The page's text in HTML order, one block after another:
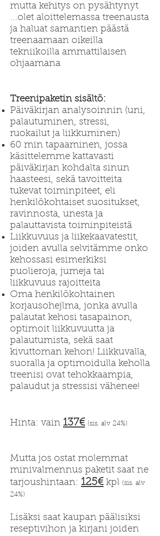
mutta kehitys on pysähtynyt
...olet aloittelemassa treenausta
ja haluat samantien päästä
treenaamaan oikeilla
tekniikoilla ammattilaisen
ohjaamana
Treenipaketin sisältö:
Päiväkirjan analysoinnin (uni,
palautuminen, stressi,
ruokailut ja liikkuminen)
60 min tapaaminen, jossa
käsittelemme kattavasti
päiväkirjan kohdalta sinun
haasteesi, sekä tavoitteita
tukevat toiminpiteet, eli
henkilökohtaiset suositukset,
ravinnosta, unesta ja
palauttavista toiminpiteistä
Liikkuvuus ja liikekaavatestit,
joiden avulla selvitämme onko
kehossasi esimerkiksi
puolieroja, jumeja tai
liikkuvuus rajoitteita
Oma henkilökohtainen
korjausohejlma, jonka avulla
palautat kehosi tasapainon,
optimoit liikkuvuutta ja
palautumista, sekä saat
kivuttoman kehon! Liikkuvalla,
suoralla ja optimoidulla keholla
treenisi ovat tehokkaampia,
palaudut ja stressisi vähenee!
Hinta: vain 137€ (sis. alv 24%)
Mutta jos ostat molemmat
minivalmennus paketit saat ne
tarjoushintaan: 125€kpl (sis. alv
24%)
Lisäksi saat kaupan päälisiksi
reseptivihon ja kirjani joiden